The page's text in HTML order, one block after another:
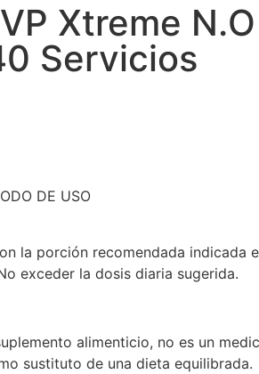
Xtreme
Servicios
DE USO
la porción recomendada indicada
exceder la dosis diaria sugerida.
alimenticio, no es un
sustituto de una dieta equilibrada.